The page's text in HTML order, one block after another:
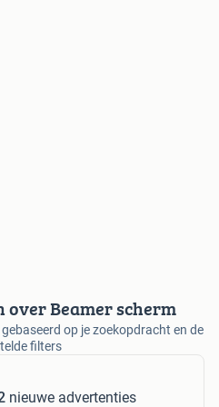
over Beamer scherm
op je zoekopdracht en de
filters
nieuwe advertenties